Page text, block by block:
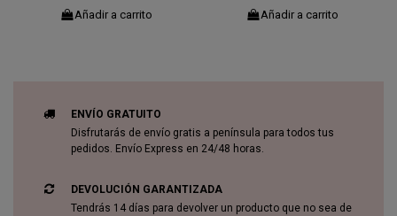
Añadir a carrito Añadir a carrito
ENVÍO GRATUITO
Disfrutarás de envío gratis a península para todos tus
pedidos. Envío Express en 24/48 horas.
DEVOLUCIÓN GARANTIZADA
Tendrás 14 días para devolver un producto que no sea de